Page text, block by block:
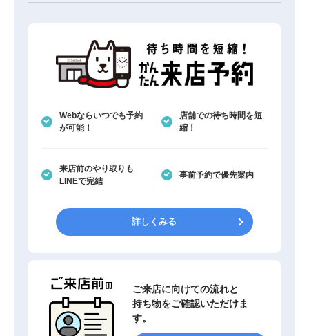
Webならいつでも予約
が可能！
店舗での待ち時間を短
縮！
来店前のやり取りも
LINEで完結
事前予約で優先案内
詳しくみる
ご来店に向けての流れと
持ち物をご確認いただけま
す。